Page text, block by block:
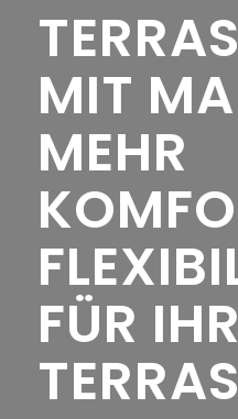
MIT
MEHR
FÜR